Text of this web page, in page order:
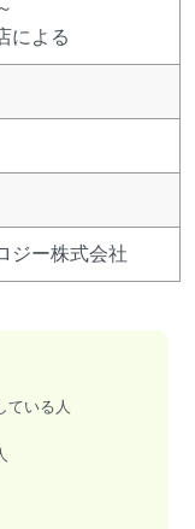
による
ジー株式会社
ている人